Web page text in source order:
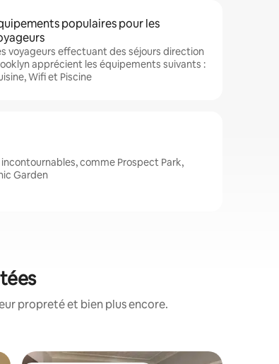
populaires pour les
voyageurs effectuant des séjours direction
apprécient les équipements suivants :
Wifi et Piscine
comme Prospect Park,
Garden
propreté et bien plus encore.